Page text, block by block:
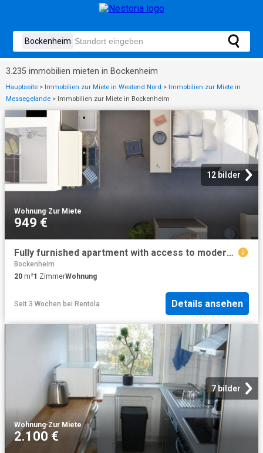
3.235 immobilien mieten in Bockenheim
Hauptseite > Immobilien zur Miete in Westend Nord > Immobilien zur Miete in
Messegelande > Immobilien zur Miete in Bockenheim
12 bilder
Wohnung·Zur Miete
949 €
Fully furnished apartment with access to modern communal areas, Frankfurt Amsterdam Apartments for Rent
Bockenheim
20 m²1 ZimmerWohnung
Seit 3 Wochen bei Rentola Details ansehen
7 bilder
Wohnung·Zur Miete
2.100 €